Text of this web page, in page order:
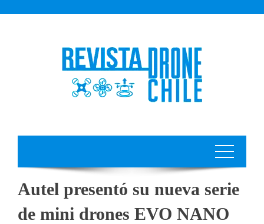
Autel presentó su nueva serie
de mini drones EVO NANO